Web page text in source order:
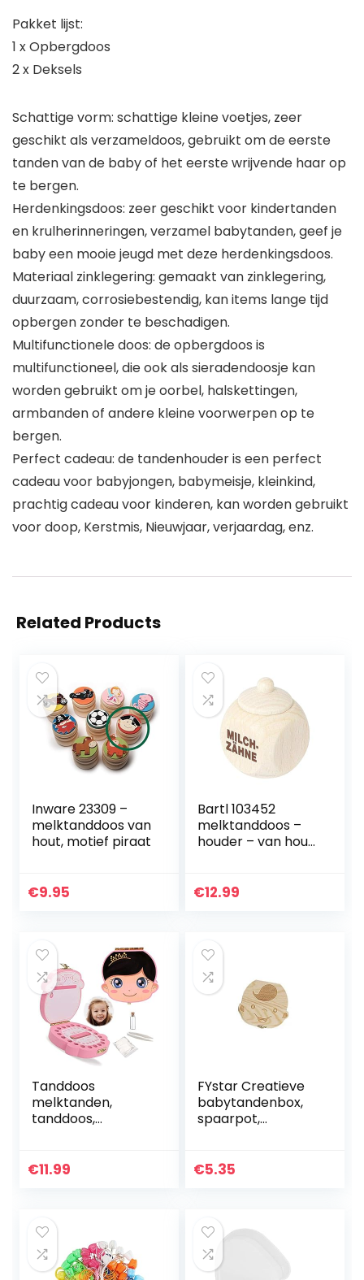
Pakket lijst:
1 x Opbergdoos
2 x Deksels
Schattige vorm: schattige kleine voetjes, zeer
geschikt als verzameldoos, gebruikt om de eerste
tanden van de baby of het eerste wrijvende haar op
te bergen.
Herdenkingsdoos: zeer geschikt voor kindertanden
en krulherinneringen, verzamel babytanden, geef je
baby een mooie jeugd met deze herdenkingsdoos.
Materiaal zinklegering: gemaakt van zinklegering,
duurzaam, corrosiebestendig, kan items lange tijd
opbergen zonder te beschadigen.
Multifunctionele doos: de opbergdoos is
multifunctioneel, die ook als sieradendoosje kan
worden gebruikt om je oorbel, halskettingen,
armbanden of andere kleine voorwerpen op te
bergen.
Perfect cadeau: de tandenhouder is een perfect
cadeau voor babyjongen, babymeisje, kleinkind,
prachtig cadeau voor kinderen, kan worden gebruikt
voor doop, Kerstmis, Nieuwjaar, verjaardag, enz.
Related Products
Inware 23309 –
melktanddoos van
hout, motief piraat
€9.95
Bartl 103452
melktanddoos –
houder – van hout
geschenk
€12.99
Tanddoos
melktanden,
tanddoos,
tanddoosjes voor
€11.99
FYstar Creatieve
babytandenbox,
spaarpot,
tandenhouder,
€5.35